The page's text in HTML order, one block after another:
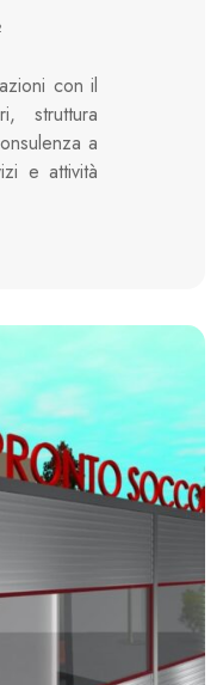
con il
struttura
a
e attività